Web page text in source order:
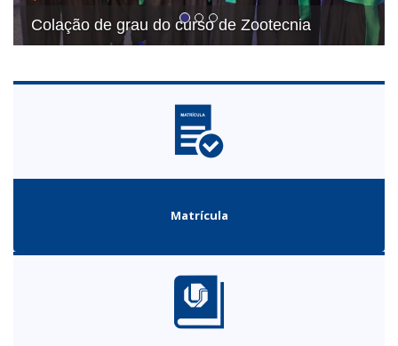
Colação de grau do curso de Zootecnia
Matrícula